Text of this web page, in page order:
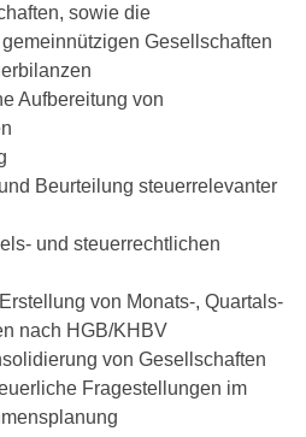
sowie die
Gesellschaften
Aufbereitung von
Beurteilung steuerrelevanter
und steuerrechtlichen
von Monats-, Quartals-
nach HGB/KHBV
von Gesellschaften
Fragestellungen im